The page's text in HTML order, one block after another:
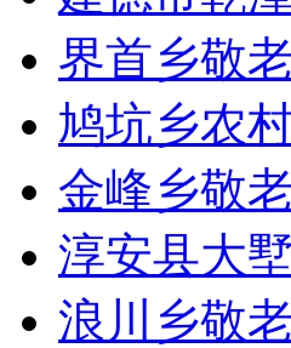
界首乡敬
鸠坑乡农
金峰乡敬
淳安县大
浪川乡敬